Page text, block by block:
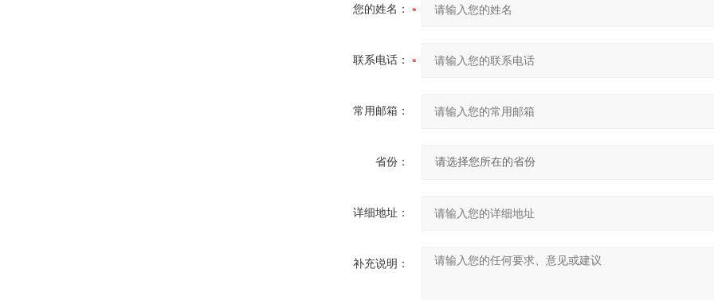
您的姓名：
联系电话：
常用邮箱：
省份：
详细地址：
补充说明：